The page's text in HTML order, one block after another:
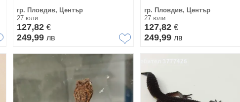
гр. Пловдив, Център
27 юли
127,82 €
249,99 лв
гр. Пловдив, Център
27 юли
127,82 €
249,99 лв